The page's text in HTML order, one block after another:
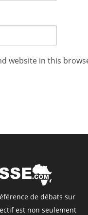
website in this
de débats sur
est non seulement